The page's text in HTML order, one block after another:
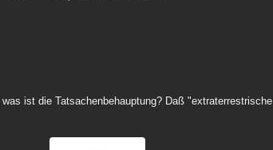
ist die Tatsachenbehauptung? Daß "extraterrestrische